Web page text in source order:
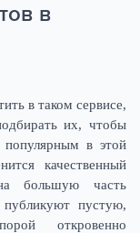
в
в таком сервисе,
их, чтобы
популярным в этой
качественный
большую часть
пустую,
откровенно